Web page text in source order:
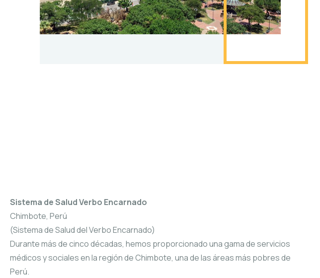
Sistema de Salud Verbo Encarnado
Chimbote, Perú
(Sistema de Salud del Verbo Encarnado)
Durante más de cinco décadas, hemos proporcionado una gama de servicios
médicos y sociales en la región de Chimbote, una de las áreas más pobres de
Perú.